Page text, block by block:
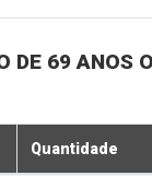
DE 69 ANOS
Quantidade